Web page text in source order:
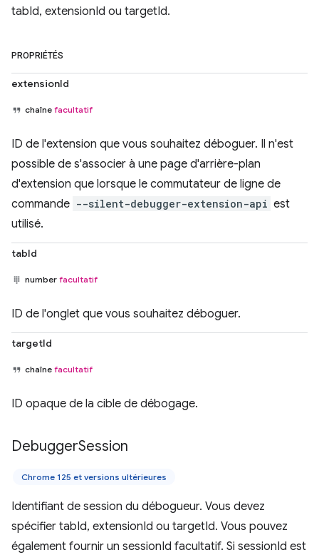
tabId, extensionId ou targetId.
PROPRIÉTÉS
extensionId
chaîne facultatif
ID de l'extension que vous souhaitez déboguer. Il n'est
possible de s'associer à une page d'arrière-plan
d'extension que lorsque le commutateur de ligne de
commande --silent-debugger-extension-api est
utilisé.
tabId
number facultatif
ID de l'onglet que vous souhaitez déboguer.
targetId
chaîne facultatif
ID opaque de la cible de débogage.
DebuggerSession
Chrome 125 et versions ultérieures
Identifiant de session du débogueur. Vous devez
spécifier tabId, extensionId ou targetId. Vous pouvez
également fournir un sessionId facultatif. Si sessionId est